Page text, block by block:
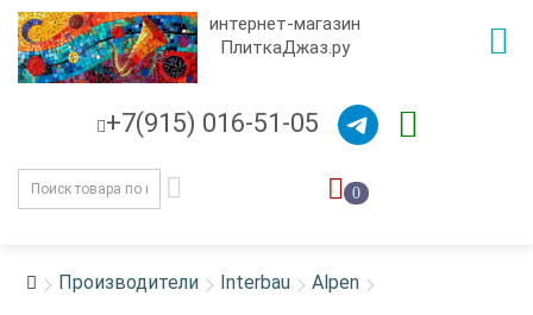
интернет-магазин
ПлиткаДжаз.ру
+7(915) 016-51-05
0
Производители Interbau Alpen